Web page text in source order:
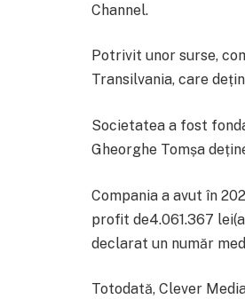
Channel.
Potrivit unor surse,
Transilvania, care
Societatea a fost
Gheorghe Tomșa
Compania a avut în
profit de4.061.367
declarat un număr
Totodată, Clever